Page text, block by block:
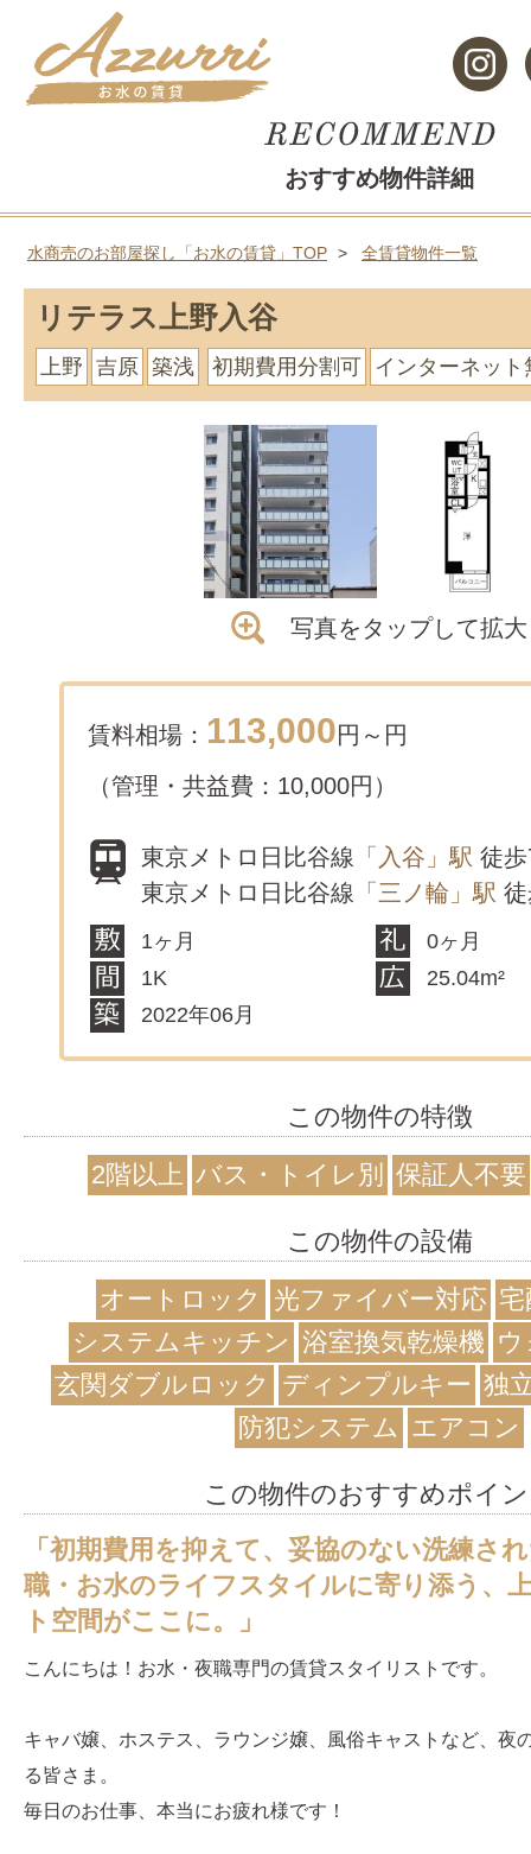
おすすめ物件詳細
水商売のお部屋探し「お水の賃貸」TOP 全賃貸物件一覧
リテラス上野入谷
上野 吉原 築浅 初期費用分割可 インターネット
写真をタップして拡大
賃料相場： 113,000円～ 円
（管理・共益費：10,000円）
東京メトロ日比谷線 「入谷」駅 徒
東京メトロ日比谷線 「三ノ輪」駅
1ヶ月
0ヶ月
1K
25.04m²
2022年06月
この物件の特徴
2階以上 バス・トイレ別 保証人不要
この物件の設備
オートロック
光ファイバー対応
システムキッチン 浴室換気乾燥機
玄関ダブルロック
ディンプルキー 独
防犯システム エアコン
この物件のおすすめポイ
「初期費用を抑えて、妥協のない洗練さ
職・お水のライフスタイルに寄り添う、
ト空間がここに。」
こんにちは！お水・夜職専門の賃貸スタイリストです。
キャバ嬢、ホステス、ラウンジ嬢、風俗キャストなど、夜
る皆さま。
毎日のお仕事、本当にお疲れ様です！